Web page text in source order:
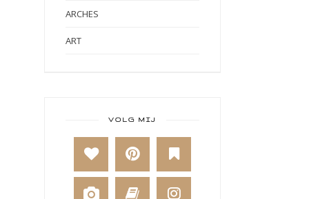
ARCHES
ART
BAKKEN
BEESTENBOEL
VOLG MIJ